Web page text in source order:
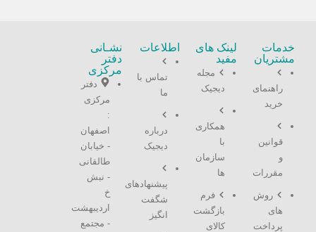
خدمات
مشتریان
راهنمای
خرید
قوانین
و
مقررات
روش
های
پرداخت
لینک های
مفید
مجله
دیجیک
همکاری
با
سازمان
ها
فرم
بازگشت
کالای
اطلاعات
تماس با
ما
درباره
دیجیک
پیشنهادهای
شگفت
انگیز
نشـانی
دفتر
مرکزی
دفتر
مرکزی
:
اصفهان
- خیابان
طالقانی
- نبش
خ
اردیبهشت
- مجتمع